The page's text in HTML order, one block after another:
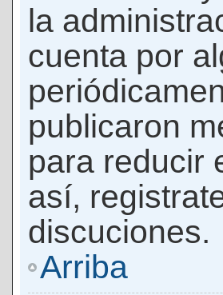
la
cuenta por
publicaron
para reducir
así,
discuciones.
Arriba